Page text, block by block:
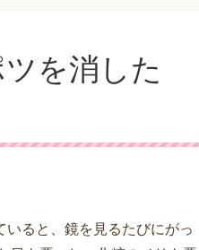
を消した
ると、鏡を見るたびにがっ